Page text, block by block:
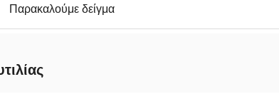
Παρακαλούμε δείγμα